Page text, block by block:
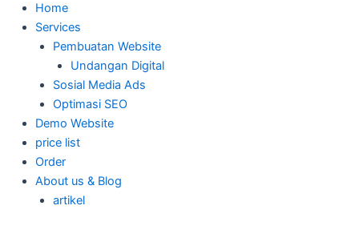
Home
Services
Pembuatan Website
Undangan Digital
Sosial Media Ads
Optimasi SEO
Demo Website
price list
Order
About us & Blog
artikel